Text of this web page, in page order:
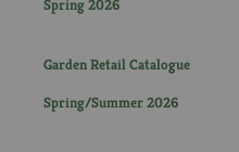
Spring 2026
Garden Retail Catalogue
Spring/Summer 2026